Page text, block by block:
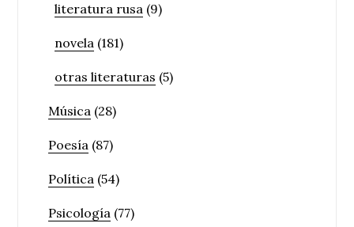
literatura rusa (9)
novela (181)
otras literaturas (5)
Música (28)
Poesía (87)
Política (54)
Psicología (77)